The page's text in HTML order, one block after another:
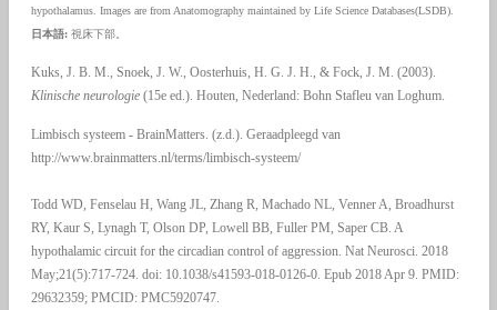
hypothalamus. Images are from Anatomography maintained by Life Science Databases(LSDB).
日本語:視床下部。
Kuks, J. B. M., Snoek, J. W., Oosterhuis, H. G. J. H., & Fock, J. M. (2003).
Klinische neurologie(15e ed.). Houten, Nederland: Bohn Stafleu van Loghum.
Limbisch systeem - BrainMatters. (z.d.). Geraadpleegd van
http://www.brainmatters.nl/terms/limbisch-systeem/
Todd WD, Fenselau H, Wang JL, Zhang R, Machado NL, Venner A, Broadhurst
RY, Kaur S, Lynagh T, Olson DP, Lowell BB, Fuller PM, Saper CB. A
hypothalamic circuit for the circadian control of aggression. Nat Neurosci. 2018
May;21(5):717-724. doi: 10.1038/s41593-018-0126-0. Epub 2018 Apr 9. PMID:
29632359; PMCID: PMC5920747.